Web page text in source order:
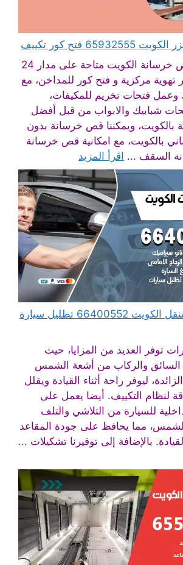
فتح كور تكييف
خدمات شركة قص خرسانة الكويت متاحة على مدار 24
مركزية و فتح كور للمداخن، مع
وعمل فتحات تخريم للمكيفات،
شبابيك والابواب من قبل أفضل
ويمكننا قص خرسانة بدون
بالكويت، مع امكانية قص خرسانة
السقف ... اقرأ المزيد
تظليل سيارات متنقل الكويت 66400552 تظليل سيارة
توفر العديد من المزايا، حيث
السائق والركاب من أشعة الشمس
ليوفر راحة أثناء القيادة ويقلل
لنظام التكييف. أيضا يعمل على
للسيارة من التلاشي والتلف
مما يحافظ على جودة المقاعد
بالإضافة إلى توفيرنا تشكيلات ...